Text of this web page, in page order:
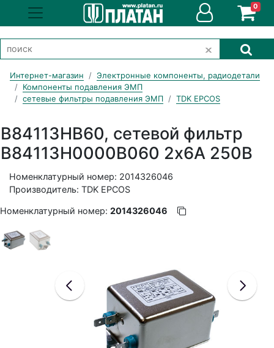
0
Интернет-магазин
Электронные компоненты, радиодетали
Компоненты подавления ЭМП
сетевые фильтры подавления ЭМП
TDK EPCOS
B84113HB60, сетевой фильтр
B84113H0000B060 2х6А 250В
Номенклатурный номер: 2014326046
Производитель: TDK EPCOS
Номенклатурный номер: 2014326046